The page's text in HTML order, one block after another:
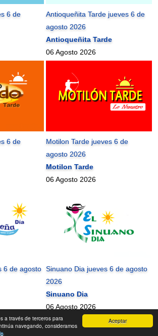
Aceptar
a través de terceros para
navegando, consideramos
6 de
Antioqueñita Tarde jueves 6 de
agosto 2026
Antioqueñita Tarde
06 Agosto 2026
6 de
Motilon Tarde jueves 6 de
agosto 2026
Motilon Tarde
06 Agosto 2026
6 de agosto Sinuano Dia jueves 6 de agosto
2026
Sinuano Dia
06 Agosto 2026
2010-2026 ©